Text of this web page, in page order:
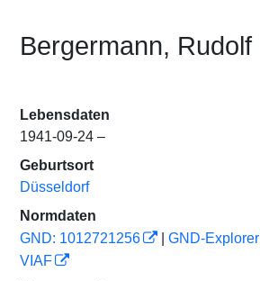
Bergermann, Rudolf
Lebensdaten
1941-09-24 –
Geburtsort
Düsseldorf
Normdaten
GND: 1012721256
GND-Explorer
VIAF